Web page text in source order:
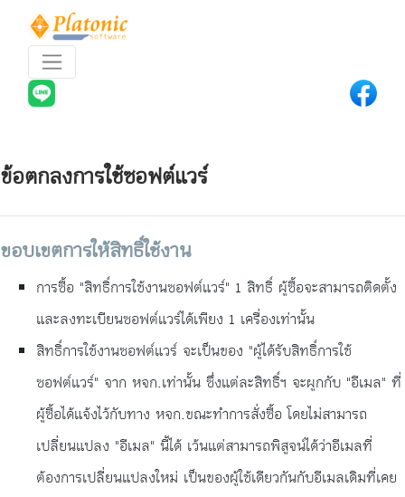
ข้อตกลงการใช้ซอฟต์แวร์
ขอบเขตการให้สิทธิ์ใช้งาน
การซื้อ "สิทธิ์การใช้งานซอฟต์แวร์" 1 สิทธิ์ ผู้ซื้อจะสามารถติดตั้ง
และลงทะเบียนซอฟต์แวร์ได้เพียง 1 เครื่องเท่านั้น
สิทธิ์การใช้งานซอฟต์แวร์ จะเป็นของ "ผู้ได้รับสิทธิ์การใช้
ซอฟต์แวร์" จาก หจก.เท่านั้น ซึ่งแต่ละสิทธิ์ฯ จะผูกกับ "อีเมล" ที่
ผู้ซื้อได้แจ้งไว้กับทาง หจก.ขณะทำการสั่งซื้อ โดยไม่สามารถ
เปลี่ยนแปลง "อีเมล" นี้ได้ เว้นแต่สามารถพิสูจน์ได้ว่าอีเมลที่
ต้องการเปลี่ยนแปลงใหม่ เป็นของผู้ใช้เดียวกันกับอีเมลเดิมที่เคย